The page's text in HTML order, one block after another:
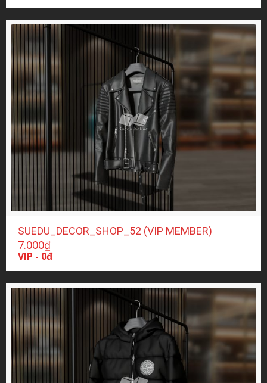
SUEDU_DECOR_SHOP_52 (VIP MEMBER)
7.000₫
VIP - 0đ